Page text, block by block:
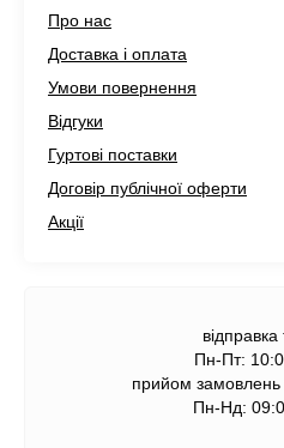
Про нас
Доставка і оплата
Умови повернення
Відгуки
Гуртові поставки
Договір публічної оферти
Акції
відправка
Пн-Пт:
прийом замовлень
Пн-Нд: